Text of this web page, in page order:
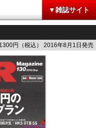
▼雑誌サイト
1300円（税込） 2016年8月1日発売